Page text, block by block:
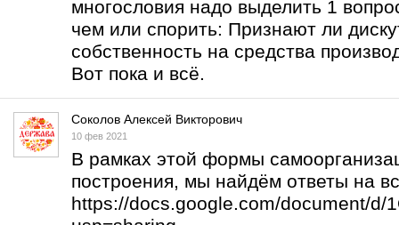
многословия надо выделить 1
чем или спорить: Признают ли
собственность на средства
Вот пока и всё.
Соколов Алексей Викторович
10 фев 2021
В рамках этой формы
построения, мы найдём ответы на
https://docs.google.com/document/d/